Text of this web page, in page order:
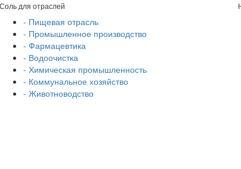
Соль для отраслей
- Пищевая отрасль
- Промышленное производство
- Фармацевтика
- Водоочистка
- Химическая промышленность
- Коммунальное хозяйство
- Животноводство